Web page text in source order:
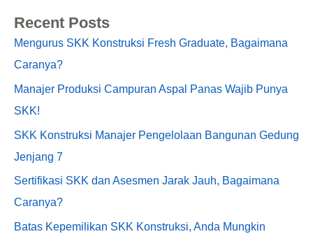
Recent Posts
Mengurus SKK Konstruksi Fresh Graduate, Bagaimana
Caranya?
Manajer Produksi Campuran Aspal Panas Wajib Punya
SKK!
SKK Konstruksi Manajer Pengelolaan Bangunan Gedung
Jenjang 7
Sertifikasi SKK dan Asesmen Jarak Jauh, Bagaimana
Caranya?
Batas Kepemilikan SKK Konstruksi, Anda Mungkin